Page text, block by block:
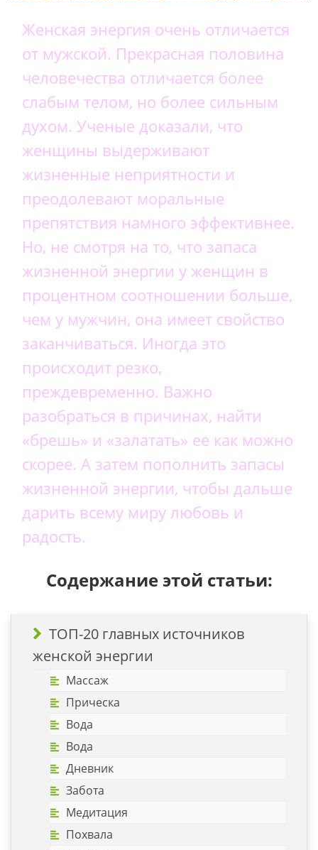
Женская энергия очень отличается
от мужской. Прекрасная половина
человечества отличается более
слабым телом, но более сильным
духом. Ученые доказали, что
женщины выдерживают
жизненные неприятности и
преодолевают моральные
препятствия намного эффективнее.
Но, не смотря на то, что запаса
жизненной энергии у женщин в
процентном соотношении больше,
чем у мужчин, она имеет свойство
заканчиваться. Иногда это
происходит резко,
преждевременно. Важно
разобраться в причинах, найти
«брешь» и «залатать» ее как можно
скорее. А затем пополнить запасы
жизненной энергии, чтобы дальше
дарить всему миру любовь и
радость.
Содержание этой статьи:
ТОП-20 главных источников
женской энергии
Массаж
Прическа
Вода
Вода
Дневник
Забота
Медитация
Похвала